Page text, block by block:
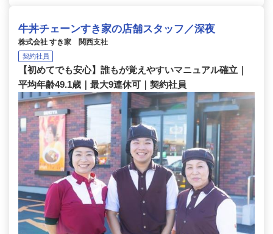
牛丼チェーンすき家の店舗スタッフ／深夜
株式会社 すき家 関西支社
契約社員
【初めてでも安心】誰もが覚えやすいマニュアル確立｜
平均年齢49.1歳｜最大9連休可｜契約社員